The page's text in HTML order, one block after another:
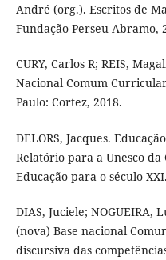
André (org.). Escritos de
Fundação Perseu Abramo,
CURY, Carlos R; REIS,
Nacional Comum
Paulo: Cortez, 2018.
DELORS, Jacques.
Relatório para a Unesco
Educação para o século
DIAS, Juciele; NOGUEIRA,
(nova) Base nacional
discursiva das